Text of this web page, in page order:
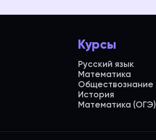
Курсы
Русский язык
Математика
Обществознание
История
Математика (ОГЭ)